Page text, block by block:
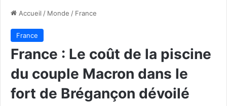
Accueil / Monde / France
France
France : Le coût de la piscine
du couple Macron dans le
fort de Brégançon dévoilé